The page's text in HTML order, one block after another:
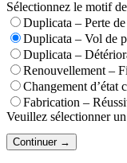
Sélectionnez le motif
Duplicata – Perte
Duplicata – Vol de
Duplicata –
Renouvellement –
Changement d’état
Fabrication –
Veuillez sélectionner
Continuer →